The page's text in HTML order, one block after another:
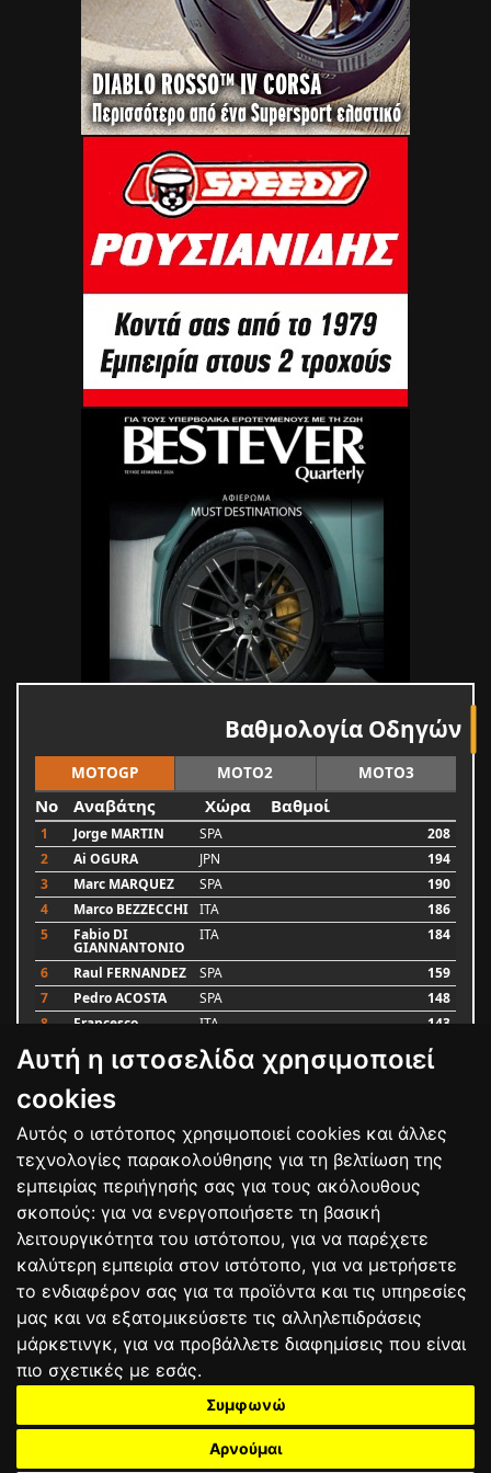
Αυτή η ιστοσελίδα χρησιμοποιεί
cookies
Αυτός ο ιστότοπος χρησιμοποιεί cookies και άλλες
τεχνολογίες παρακολούθησης για τη βελτίωση της
εμπειρίας περιήγησής σας για τους ακόλουθους
σκοπούς: για να ενεργοποιήσετε τη βασική
λειτουργικότητα του ιστότοπου, για να παρέχετε
καλύτερη εμπειρία στον ιστότοπο, για να μετρήσετε
το ενδιαφέρον σας για τα προϊόντα και τις υπηρεσίες
μας και να εξατομικεύσετε τις αλληλεπιδράσεις
μάρκετινγκ, για να προβάλλετε διαφημίσεις που είναι
πιο σχετικές με εσάς.
Συμφωνώ
Αρνούμαι
Βαθμολογία Οδηγών
MOTOGP MOTO2 MOTO3
No Αναβάτης Χώρα Βαθμοί
1 Jorge MARTIN SPA
208
2
Ai OGURA JPN
194
3
Marc MARQUEZ SPA
190
4
Marco BEZZECCHI ITA
186
5
Fabio DI
GIANNANTONIO
ITA 184
6 Raul FERNANDEZ SPA
159
7
Pedro ACOSTA SPA
148
8
Francesco ITA 143
9 Alex MARQUEZ SPA
Luca MARINI
Bαθμολογία
ΟΡΟΙ ΧΡΗΣΗΣΠΟΛΙΤΙΚΗ ΠΡΟΣΤΑΣΙΑΣ
ΑΓΩΝΕΣΑΠΟΤΕΛΕΣΜΑΤΑΑΓΟΡΑ